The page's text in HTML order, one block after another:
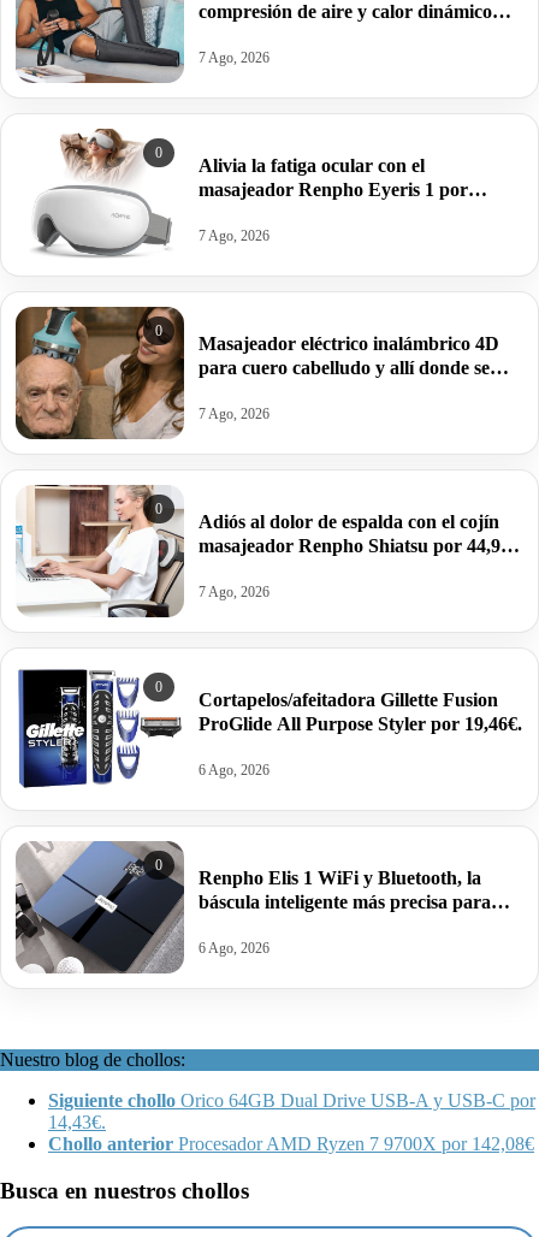
compresión de aire y calor dinámico
31,99€ antes 109,99€.
7 Ago, 2026
0
Alivia la fatiga ocular con el
masajeador Renpho Eyeris 1 por
7 Ago, 2026
0
Masajeador eléctrico inalámbrico 4D
para cuero cabelludo y allí donde se
blanco por solo 14,99€.
7 Ago, 2026
0
Adiós al dolor de espalda con el cojín
masajeador Renpho Shiatsu por 44,99€
7 Ago, 2026
0
Cortapelos/afeitadora Gillette Fusion
ProGlide All Purpose Styler por 19,46€.
6 Ago, 2026
0
Renpho Elis 1 WiFi y Bluetooth, la
báscula inteligente más precisa para
39,99€.
6 Ago, 2026
Nuestro blog de chollos:
Siguiente chollo Orico 64GB Dual Drive USB-A y USB-C por
14,43€.
Chollo anterior Procesador AMD Ryzen 7 9700X por 142,08€
Busca en nuestros chollos